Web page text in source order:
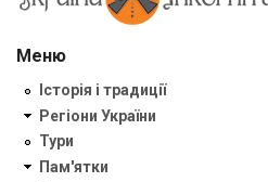
Меню
Історія і традиції
Регіони України
Тури
Пам'ятки